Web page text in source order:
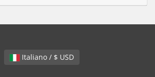
Italiano / $ USD